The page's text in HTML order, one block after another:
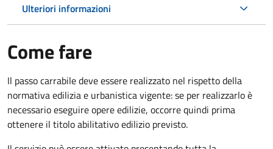
Ulteriori informazioni
Come fare
Il passo carrabile deve essere realizzato nel rispetto della
normativa edilizia e urbanistica vigente: se per realizzarlo è
necessario eseguire opere edilizie, occorre quindi prima
ottenere il titolo abilitativo edilizio previsto.